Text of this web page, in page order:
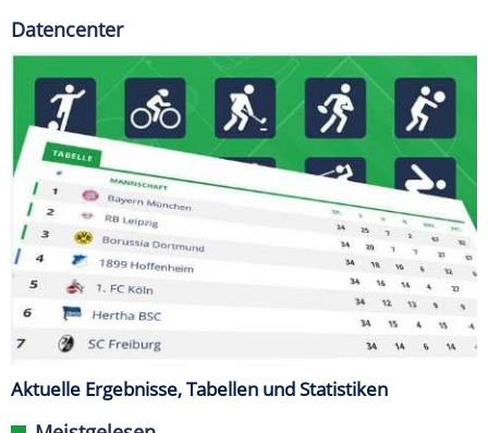
Datencenter
Aktuelle Ergebnisse, Tabellen und Statistiken